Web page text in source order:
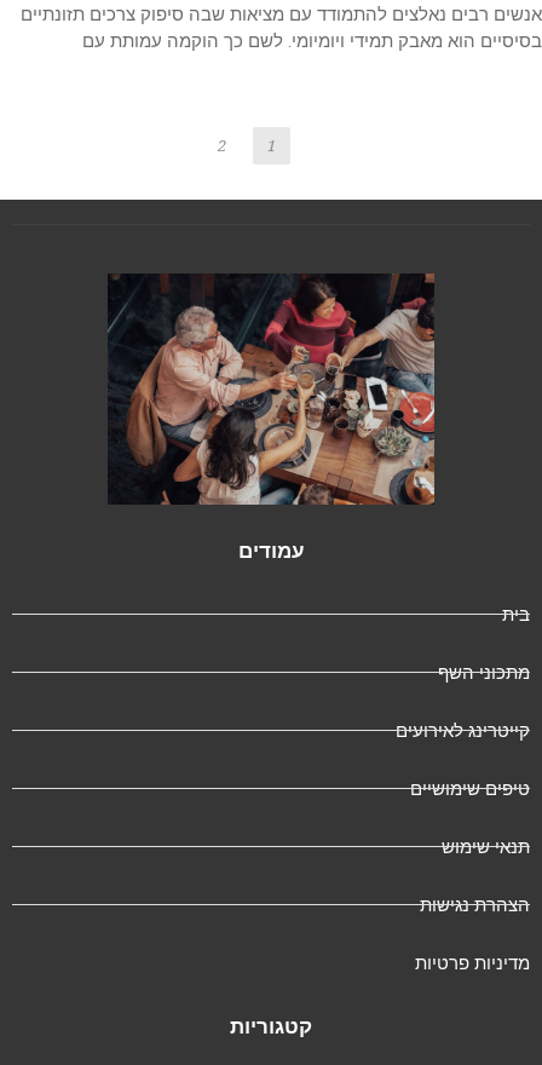
רבים נאלצים להתמודד עם מציאות שבה סיפוק צרכים תזונתיים
הוא מאבק תמידי ויומיומי. לשם כך הוקמה עמותת עם
עמודים
השף
לאירועים
שימושיים
שימוש
נגישות
פרטיות
קטגוריות